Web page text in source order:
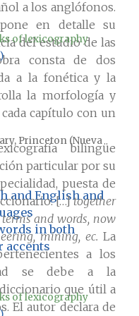
a los anglófonos.
en detalle su
del estudio de las
consta de dos
a la fonética y la
la morfología y
capítulo con un
bilingüe
particular por su
puesta de
[…]together
and words, now
mining, ec. La
a los
se debe a la
que útil a
El autor declara de
of lexicography
Princeton (Nueva
and English and
in both
accents
of lexicography